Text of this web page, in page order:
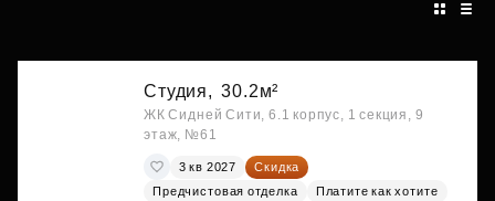
Студия, 30.2м²
ЖК Сидней Сити, 6.1 корпус, 1 секция, 9
этаж, №61
3 кв 2027
Скидка
Предчистовая отделка
Платите как хотите